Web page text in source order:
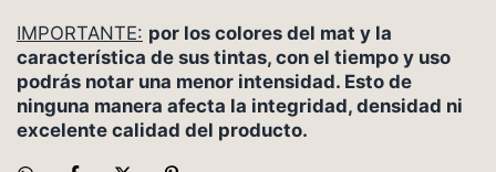
IMPORTANTE: por los colores del mat y la
característica de sus tintas, con el tiempo y uso
podrás notar una menor intensidad. Esto de
ninguna manera afecta la integridad, densidad ni
excelente calidad del producto.